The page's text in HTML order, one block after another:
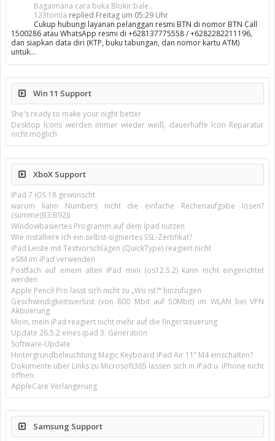
Bagaimana cara buka Blokir bale...
123tomla replied Freitag um 05:29 Uhr
Cukup hubungi layanan pelanggan resmi BTN di nomor BTN Call
1500286 atau WhatsApp resmi di +628137775558 / +6282282211196,
dan siapkan data diri (KTP, buku tabungan, dan nomor kartu ATM)
untuk…
Win 11 Support
She's ready to make your night better
Desktop Icons werden immer wieder weiß, dauerhafte Icon Reparatur
nicht möglich
XboX Support
iPad 7 iOS 18 gewünscht
warum kann Numbers nicht die einfache Rechenaufgabe lösen?
(summe(B3:B92))
Windowbasiertes Programm auf dem Ipad nutzen
Wie installiere ich ein selbst-signiertes SSL-Zertifikat?
iPad Leiste mit Textvorschlägen (QuickType) reagiert nicht
eSIM im iPad verwenden
Postfach auf einem alten iPad mini (os12.5.2) kann nicht eingerichtet
werden
Apple Pencil Pro lässt sich nicht zu „Wo ist?“ hinzufügen
Geschwindigkeitsverlust (von 800 Mbit auf 50Mbit) im WLAN bei VPN
Aktivierung
Moin, mein iPad reagiert nicht mehr auf die fingersteuerung
Update 26.5.2 eines ipad 3. Generation
Software-Update
Hintergrundbeleuchtung Magic Keyboard iPad Air 11’’ M4 einschalten?
Dokumente über Links zu Microsoft365 lassen sich in iPad u. iPhone nicht
öffnen
AppleCare Verlängerung
Samsung Support